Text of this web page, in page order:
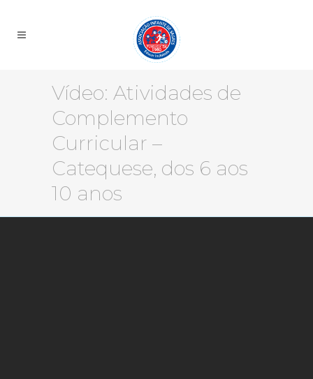
Vídeo: Atividades de
Complemento
Curricular –
Catequese, dos 6 aos
10 anos